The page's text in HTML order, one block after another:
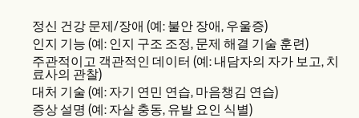
정신 건강 문제/장애 (예: 불안 장애, 우울증)
인지 기능 (예: 인지 구조 조정, 문제 해결 기술 훈련)
주관적이고 객관적인 데이터 (예: 내담자의 자가 보고, 치
료사의 관찰)
대처 기술 (예: 자기 연민 연습, 마음챙김 연습)
증상 설명 (예: 자살 충동, 유발 요인 식별)